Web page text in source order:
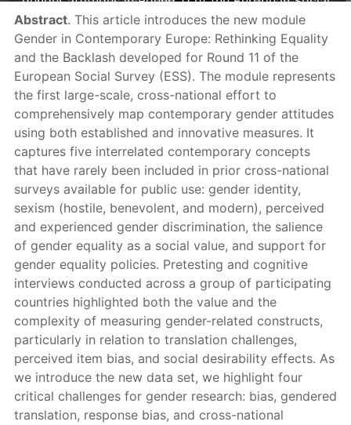
Survey
Abstract. This article introduces the new module
Gender in Contemporary Europe: Rethinking Equality
and the Backlash developed for Round 11 of the
European Social Survey (ESS). The module represents
the first large-scale, cross-national effort to
comprehensively map contemporary gender attitudes
using both established and innovative measures. It
captures five interrelated contemporary concepts
that have rarely been included in prior cross-national
surveys available for public use: gender identity,
sexism (hostile, benevolent, and modern), perceived
and experienced gender discrimination, the salience
of gender equality as a social value, and support for
gender equality policies. Pretesting and cognitive
interviews conducted across a group of participating
countries highlighted both the value and the
complexity of measuring gender-related constructs,
particularly in relation to translation challenges,
perceived item bias, and social desirability effects. As
we introduce the new data set, we highlight four
critical challenges for gender research: bias, gendered
translation, response bias, and cross-national